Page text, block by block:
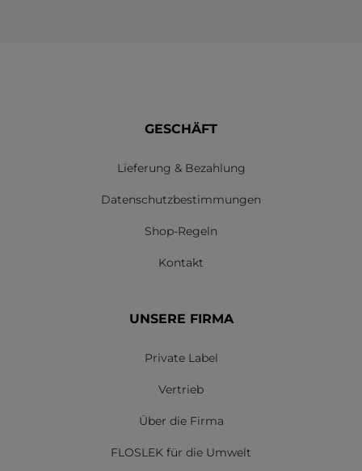
GESCHÄFT
Lieferung & Bezahlung
Datenschutzbestimmungen
Shop-Regeln
Kontakt
UNSERE FIRMA
Private Label
Vertrieb
Über die Firma
FLOSLEK für die Umwelt